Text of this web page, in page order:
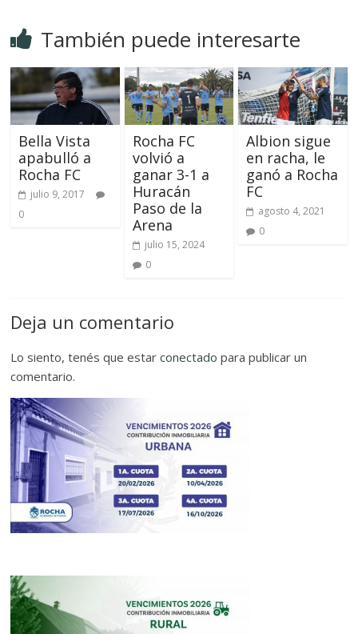
También puede interesarte
Bella Vista
apabulló a
Rocha FC
julio 9, 2017
0
Rocha FC
volvió a
ganar 3-1 a
Huracán
Paso de la
Arena
julio 15, 2024
0
Albion sigue
en racha, le
ganó a Rocha
FC
agosto 4, 2021
0
Deja un comentario
Lo siento, tenés que estarconectado para publicar un
comentario.